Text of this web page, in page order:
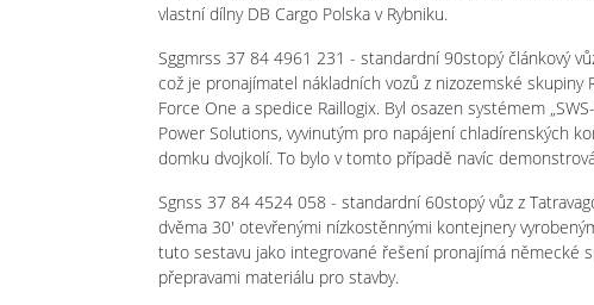
vlastní dílny DB Cargo Polska v Rybniku.
Sggmrss 37 84 4961 231 - standardní 90stopý článkový
což je pronajímatel nákladních vozů z nizozemské
Force One a spedice Raillogix. Byl osazen systémem
Power Solutions, vyvinutým pro napájení chladírenských
domku dvojkolí. To bylo v tomto případě navíc
Sgnss 37 84 4524 058 - standardní 60stopý vůz z
dvěma 30' otevřenými nízkostěnnými kontejnery
tuto sestavu jako integrované řešení pronajímá německé
přepravami materiálu pro stavby.